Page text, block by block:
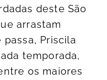
deste São
arrastam
Priscila
temporada,
os maiores